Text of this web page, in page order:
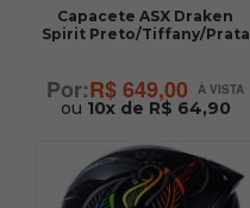
Capacete ASX Draken
Spirit Preto/Tiffany/Prata
R$ 649,00
ou 10x de R$ 64,90